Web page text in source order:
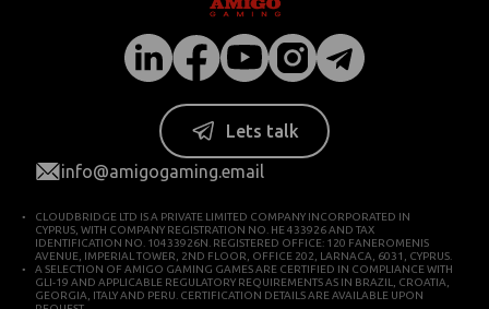
Lets talk
info@amigogaming.email
CLOUDBRIDGE LTD IS A PRIVATE LIMITED COMPANY INCORPORATED IN
CYPRUS, WITH COMPANY REGISTRATION NO. HE 433926 AND TAX
IDENTIFICATION NO. 10433926N. REGISTERED OFFICE: 120 FANEROMENIS
AVENUE, IMPERIAL TOWER, 2ND FLOOR, OFFICE 202, LARNACA, 6031, CYPRUS.
A SELECTION OF AMIGO GAMING GAMES ARE CERTIFIED IN COMPLIANCE WITH
GLI-19 AND APPLICABLE REGULATORY REQUIREMENTS AS IN BRAZIL, CROATIA,
GEORGIA, ITALY AND PERU. CERTIFICATION DETAILS ARE AVAILABLE UPON